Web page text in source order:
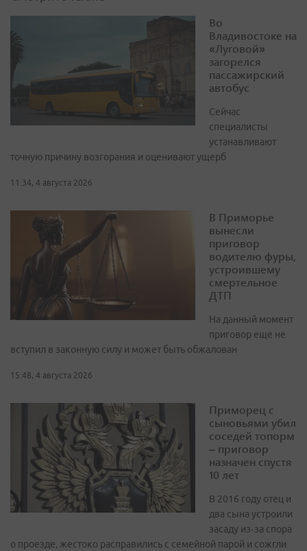
Во
Владивостоке на
«Луговой»
загорелся
пассажирский
автобус
Сейчас
специалисты
устанавливают
точную причину возгорания и оценивают ущерб
11:34, 4 августа 2026
В Приморье
вынесли
приговор
водителю фуры,
устроившему
смертельное
ДТП
На данный момент
приговор еще не
вступил в законную силу и может быть обжалован
15:48, 4 августа 2026
Приморец с
сыновьями убил
соседей топорм
– приговор
назначен спустя
10 лет
В 2016 году отец и
два сына устроили
засаду из‑за спора
о проезде, жестоко расправились с семейной парой и сожгли